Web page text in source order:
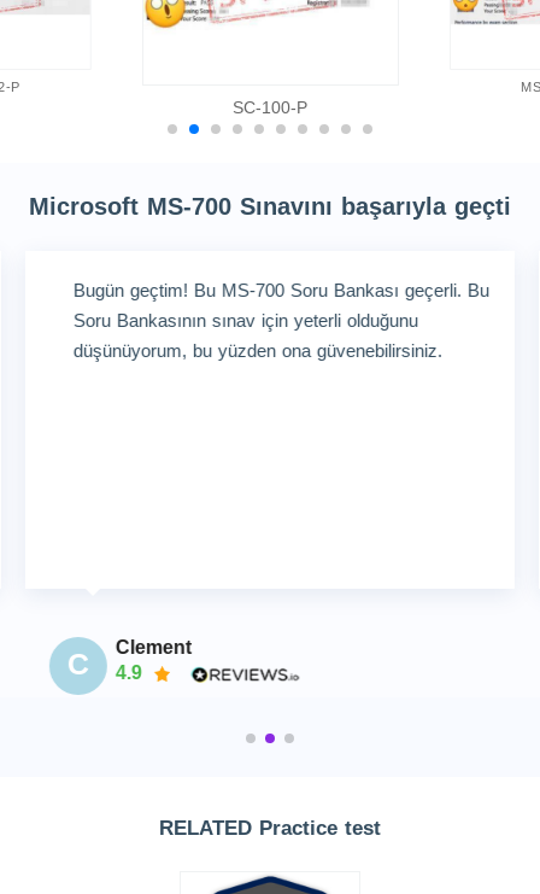
P
SC-100-P
Microsoft MS-700 Sınavını başarıyla geçti
Bugün geçtim! Bu MS-700 Soru Bankası geçerli. Bu
Soru Bankasının sınav için yeterli olduğunu
düşünüyorum, bu yüzden ona güvenebilirsiniz.
C
Clement
4.9
RELATED Practice test